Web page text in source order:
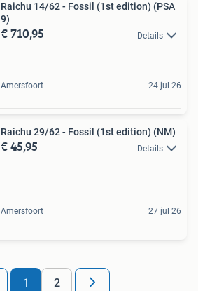
Raichu 14/62 - Fossil (1st edition) (PSA
9)
€ 710,95 Details
Amersfoort 24 jul 26
Raichu 29/62 - Fossil (1st edition) (NM)
€ 45,95 Details
Amersfoort 27 jul 26
1 2